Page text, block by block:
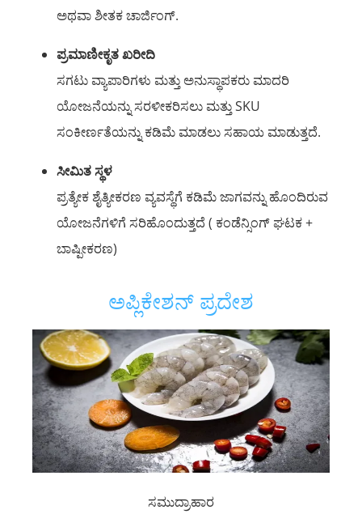
ಅಥವಾ ಶೀತಕ ಚಾರ್ಜಿಂಗ್.
ಪ್ರಮಾಣೀಕೃತ ಖರೀದಿ
ಸಗಟು ವ್ಯಾಪಾರಿಗಳು ಮತ್ತು ಅನುಸ್ಥಾಪಕರು ಮಾದರಿ
ಯೋಜನೆಯನ್ನು ಸರಳೀಕರಿಸಲು ಮತ್ತು SKU
ಸಂಕೀರ್ಣತೆಯನ್ನು ಕಡಿಮೆ ಮಾಡಲು ಸಹಾಯ ಮಾಡುತ್ತದೆ.
ಸೀಮಿತ ಸ್ಥಳ
ಪ್ರತ್ಯೇಕ ಶೈತ್ಯೀಕರಣ ವ್ಯವಸ್ಥೆಗೆ ಕಡಿಮೆ ಜಾಗವನ್ನು ಹೊಂದಿರುವ
ಯೋಜನೆಗಳಿಗೆ ಸರಿಹೊಂದುತ್ತದೆ ( ಕಂಡೆನ್ಸಿಂಗ್ ಘಟಕ +
ಬಾಷ್ಪೀಕರಣ)
ಅಪ್ಲಿಕೇಶನ್ ಪ್ರದೇಶ
ಸಮುದ್ರಾಹಾರ